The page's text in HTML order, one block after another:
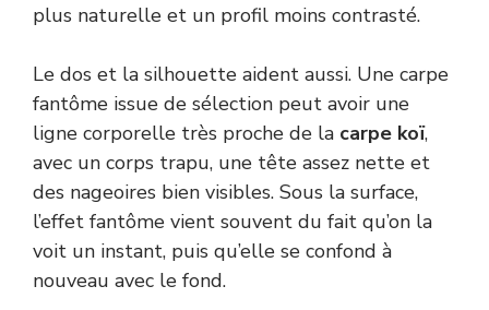
plus naturelle et un profil moins contrasté.
Le dos et la silhouette aident aussi. Une carpe
fantôme issue de sélection peut avoir une
ligne corporelle très proche de la carpe koï,
avec un corps trapu, une tête assez nette et
des nageoires bien visibles. Sous la surface,
l’effet fantôme vient souvent du fait qu’on la
voit un instant, puis qu’elle se confond à
nouveau avec le fond.